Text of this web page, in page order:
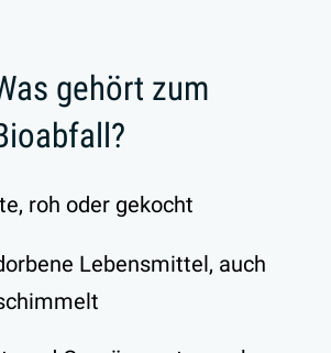
gehört zum
roh oder gekocht
Lebensmittel, auch